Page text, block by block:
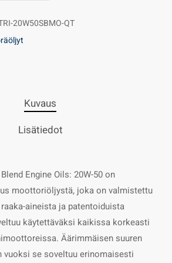
20W50SBMO-QT
Kuvaus
Lisätiedot
Engine Oils: 20W-50 on
moottoriöljystä, joka on valmistettu
aineista ja patentoiduista
käytettäväksi kaikissa korkeasti
Äärimmäisen suuren
vuoksi se soveltuu erinomaisesti